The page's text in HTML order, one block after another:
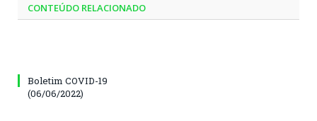
CONTEÚDO RELACIONADO
Boletim COVID-19
(06/06/2022)